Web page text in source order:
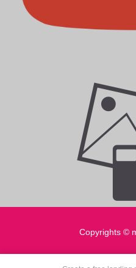
Copyrights ©